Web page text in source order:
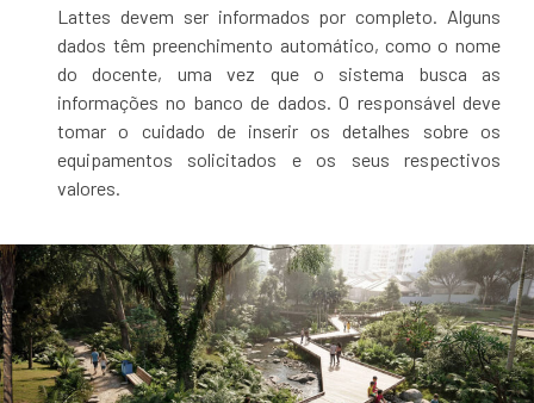
Lattes devem ser informados por completo. Alguns
dados têm preenchimento automático, como o nome
do docente, uma vez que o sistema busca as
informações no banco de dados. O responsável deve
tomar o cuidado de inserir os detalhes sobre os
equipamentos solicitados e os seus respectivos
valores.